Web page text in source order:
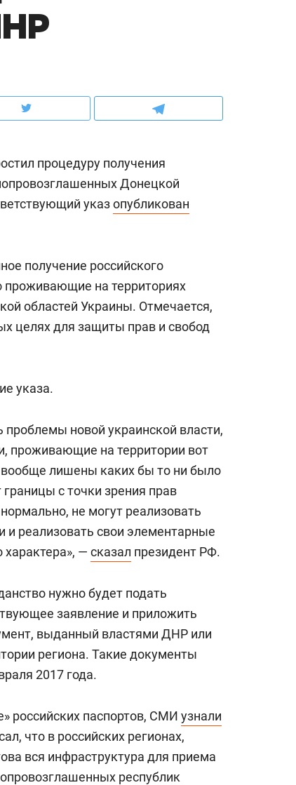
процедуру получения
Донецкой
указопубликован
получение российского
проживающие на территориях
областей Украины. Отмечается,
целях для защиты прав и свобод
указа.
проблемы новой украинской власти,
проживающие на территории вот
вообще лишены каких бы то ни было
с точки зрения прав
не могут реализовать
реализовать свои элементарные
характера», — сказал президент РФ.
нужно будет подать
заявление и приложить
выданный властями ДНР или
региона. Такие документы
2017 года.
российских паспортов, СМИ узнали
что в российских регионах,
вся инфраструктура для приема
республик
росте цен, дотошных
и чудных запросах мастеров
квартиры и Face
какой будет
в ЖК «Нова»
природе, работа
с ментальным и физическим
состоянием как основа
антихрупких команд